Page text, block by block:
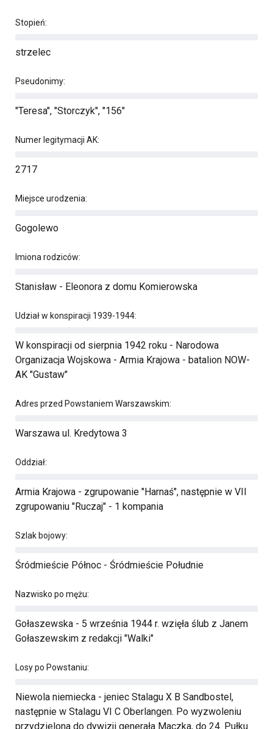
Stopień:
strzelec
Pseudonimy:
"Teresa", "Storczyk", "156"
Numer legitymacji AK:
2717
Miejsce urodzenia:
Gogolewo
Imiona rodziców:
Stanisław - Eleonora z domu Komierowska
Udział w konspiracji 1939-1944:
W konspiracji od sierpnia 1942 roku - Narodowa
Organizacja Wojskowa - Armia Krajowa - batalion NOW-
AK "Gustaw"
Adres przed Powstaniem Warszawskim:
Warszawa ul. Kredytowa 3
Oddział:
Armia Krajowa - zgrupowanie "Harnaś", następnie w VII
zgrupowaniu "Ruczaj" - 1 kompania
Szlak bojowy:
Śródmieście Północ - Śródmieście Południe
Nazwisko po mężu:
Gołaszewska - 5 września 1944 r. wzięła ślub z Janem
Gołaszewskim z redakcji "Walki"
Losy po Powstaniu:
Niewola niemiecka - jeniec Stalagu X B Sandbostel,
następnie w Stalagu VI C Oberlangen. Po wyzwoleniu
przydzielona do dywizji generała Maczka, do 24. Pułku